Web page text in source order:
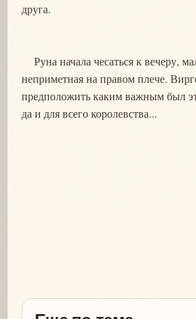
друга.
Руна начала чесаться к вечеру,
неприметная на правом плече.
предположить каким важным был
да и для всего королевства...